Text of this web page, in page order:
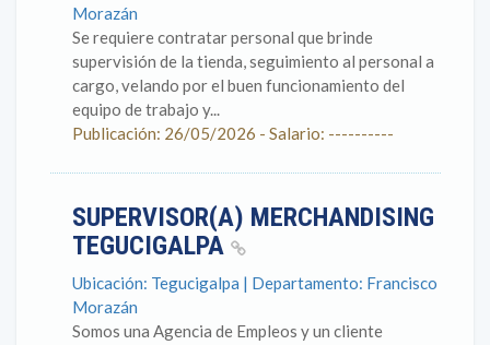
Morazán
Se requiere contratar personal que brinde
supervisión de la tienda, seguimiento al personal a
cargo, velando por el buen funcionamiento del
equipo de trabajo y...
Publicación: 26/05/2026 - Salario: ----------
SUPERVISOR(A) MERCHANDISING
TEGUCIGALPA
Ubicación: Tegucigalpa | Departamento: Francisco
Morazán
Somos una Agencia de Empleos y un cliente